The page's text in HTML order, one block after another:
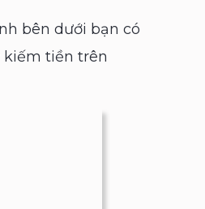
bên dưới bạn có
kiếm tiền trên